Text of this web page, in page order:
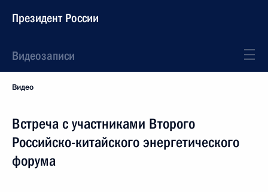
Президент России
Видеозаписи
Видео
Встреча с участниками Второго
Российско-китайского энергетического
форума